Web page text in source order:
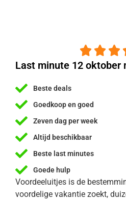
  
Last minute 12 oktober
Beste deals
Goedkoop en goed
Zeven dag per week
Altijd beschikbaar
Beste last minutes
Goede hulp
Voordeeluitjes is de
voordelige vakantie zoekt,